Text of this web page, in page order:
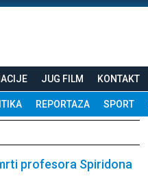
JUG FILM KONTAKT
REPORTAZA SPORT
profesora Spiridona